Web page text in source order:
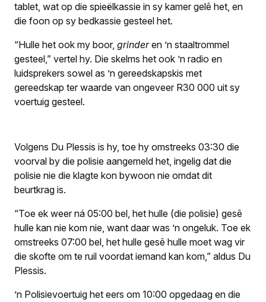
tablet, wat op die spieëlkassie in sy kamer gelê het, en
die foon op sy bedkassie gesteel het.
“Hulle het ook my boor, grinderen ’n staaltrommel
gesteel,” vertel hy. Die skelms het ook ’n radio en
luidsprekers sowel as ’n gereedskapskis met
gereedskap ter waarde van ongeveer R30 000 uit sy
voertuig gesteel.
Volgens Du Plessis is hy, toe hy omstreeks 03:30 die
voorval by die polisie aangemeld het, ingelig dat die
polisie nie die klagte kon bywoon nie omdat dit
beurtkrag is.
“Toe ek weer ná 05:00 bel, het hulle (die polisie) gesê
hulle kan nie kom nie, want daar was ’n ongeluk. Toe ek
omstreeks 07:00 bel, het hulle gesê hulle moet wag vir
die skofte om te ruil voordat iemand kan kom,” aldus Du
Plessis.
’n Polisievoertuig het eers om 10:00 opgedaag en die